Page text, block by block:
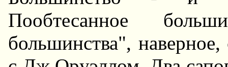
Пообтесанное
большинства",